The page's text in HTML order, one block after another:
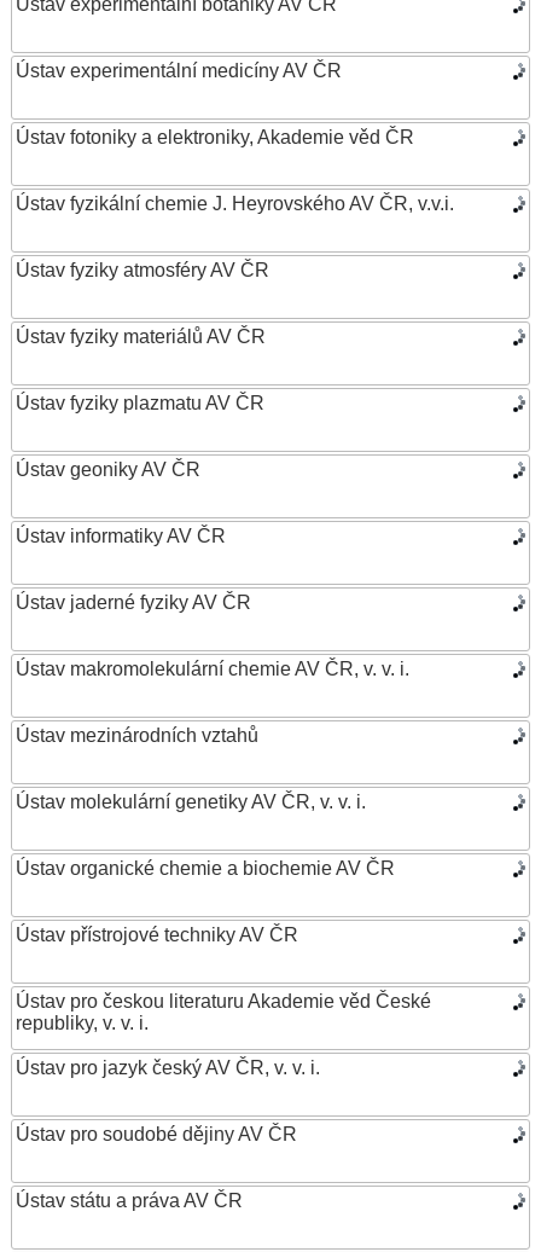
Ústav experimentální botaniky AV ČR
Ústav experimentální medicíny AV ČR
Ústav fotoniky a elektroniky, Akademie věd ČR
Ústav fyzikální chemie J. Heyrovského AV ČR, v.v.i.
Ústav fyziky atmosféry AV ČR
Ústav fyziky materiálů AV ČR
Ústav fyziky plazmatu AV ČR
Ústav geoniky AV ČR
Ústav informatiky AV ČR
Ústav jaderné fyziky AV ČR
Ústav makromolekulární chemie AV ČR, v. v. i.
Ústav mezinárodních vztahů
Ústav molekulární genetiky AV ČR, v. v. i.
Ústav organické chemie a biochemie AV ČR
Ústav přístrojové techniky AV ČR
Ústav pro českou literaturu Akademie věd České
republiky, v. v. i.
Ústav pro jazyk český AV ČR, v. v. i.
Ústav pro soudobé dějiny AV ČR
Ústav státu a práva AV ČR